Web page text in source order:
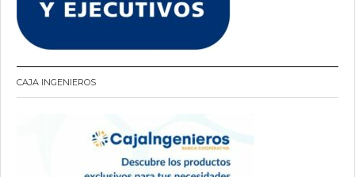
CAJA INGENIEROS